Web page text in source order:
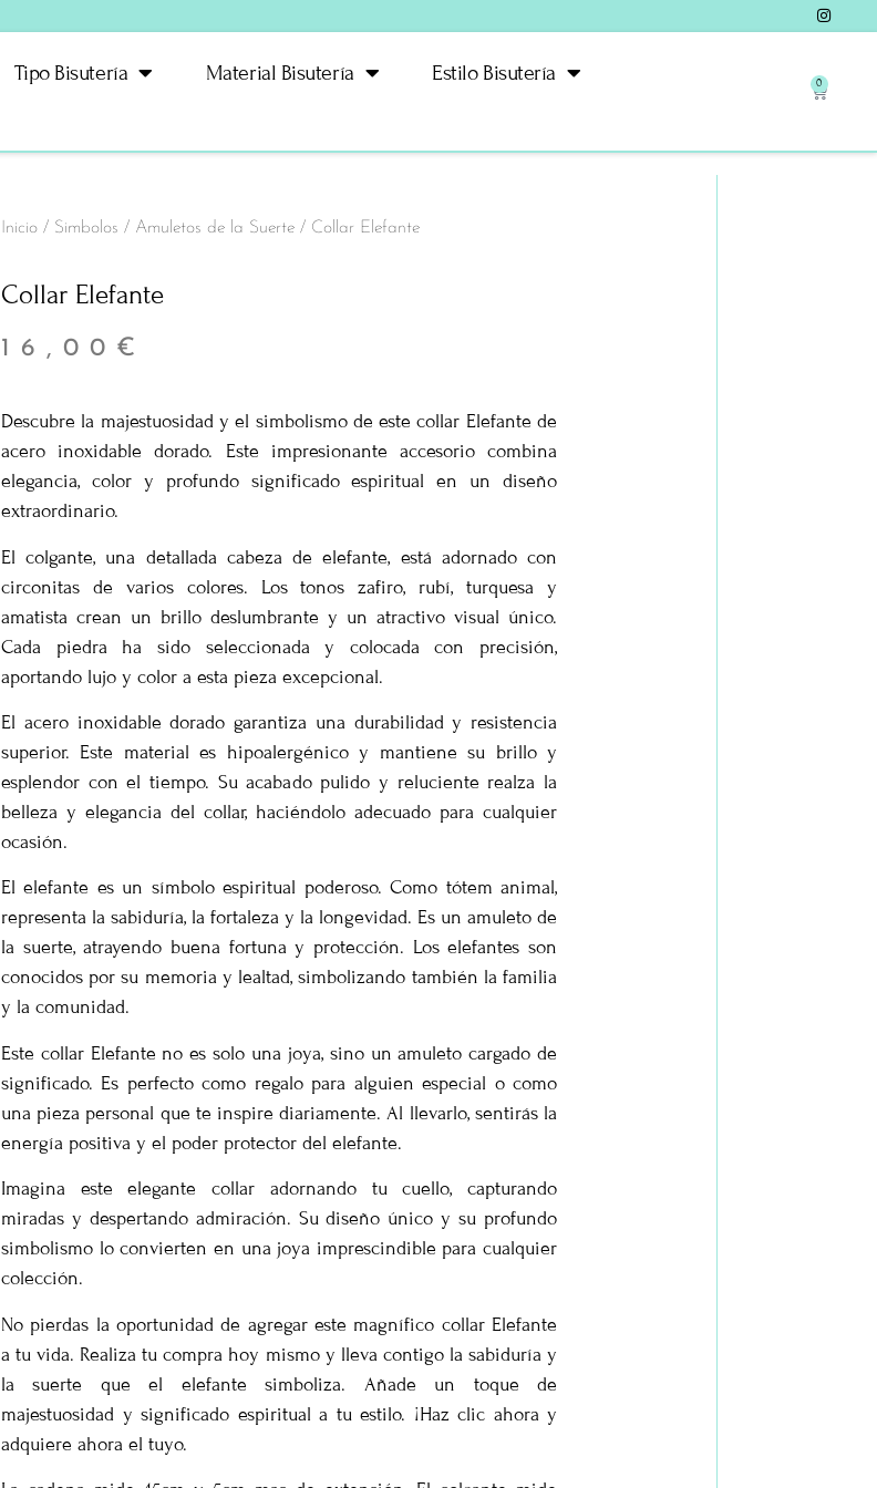
Tipo Bisutería Material Bisutería
Estilo Bisutería
0
Inicio / Simbolos / Amuletos de la Suerte / Collar Elefante
Collar Elefante
16,00 €
Descubre la majestuosidad y el simbolismo de este collar Elefante de
acero inoxidable dorado. Este impresionante accesorio combina
elegancia, color y profundo significado espiritual en un diseño
extraordinario.
El colgante, una detallada cabeza de elefante, está adornado con
circonitas de varios colores. Los tonos zafiro, rubí, turquesa y
amatista crean un brillo deslumbrante y un atractivo visual único.
Cada piedra ha sido seleccionada y colocada con precisión,
aportando lujo y color a esta pieza excepcional.
El acero inoxidable dorado garantiza una durabilidad y resistencia
superior. Este material es hipoalergénico y mantiene su brillo y
esplendor con el tiempo. Su acabado pulido y reluciente realza la
belleza y elegancia del collar, haciéndolo adecuado para cualquier
ocasión.
El elefante es un símbolo espiritual poderoso. Como tótem animal,
representa la sabiduría, la fortaleza y la longevidad. Es un amuleto de
la suerte, atrayendo buena fortuna y protección. Los elefantes son
conocidos por su memoria y lealtad, simbolizando también la familia
y la comunidad.
Este collar Elefante no es solo una joya, sino un amuleto cargado de
significado. Es perfecto como regalo para alguien especial o como
una pieza personal que te inspire diariamente. Al llevarlo, sentirás la
energía positiva y el poder protector del elefante.
Imagina este elegante collar adornando tu cuello, capturando
miradas y despertando admiración. Su diseño único y su profundo
simbolismo lo convierten en una joya imprescindible para cualquier
colección.
No pierdas la oportunidad de agregar este magnífico collar Elefante
a tu vida. Realiza tu compra hoy mismo y lleva contigo la sabiduría y
la suerte que el elefante simboliza. Añade un toque de
majestuosidad y significado espiritual a tu estilo. ¡Haz clic ahora y
adquiere ahora el tuyo.